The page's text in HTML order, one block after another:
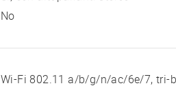
No
Wi-Fi 802.11 a/b/g/n/ac/6e/7, tri-